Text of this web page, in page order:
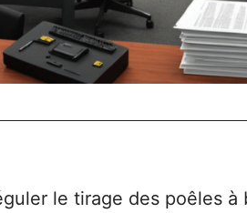
le tirage des poêles à